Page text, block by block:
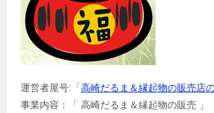
運営者屋号:「 高崎だるま＆縁起物の販売店
事業内容：「 高崎だるま＆縁起物の販売 」